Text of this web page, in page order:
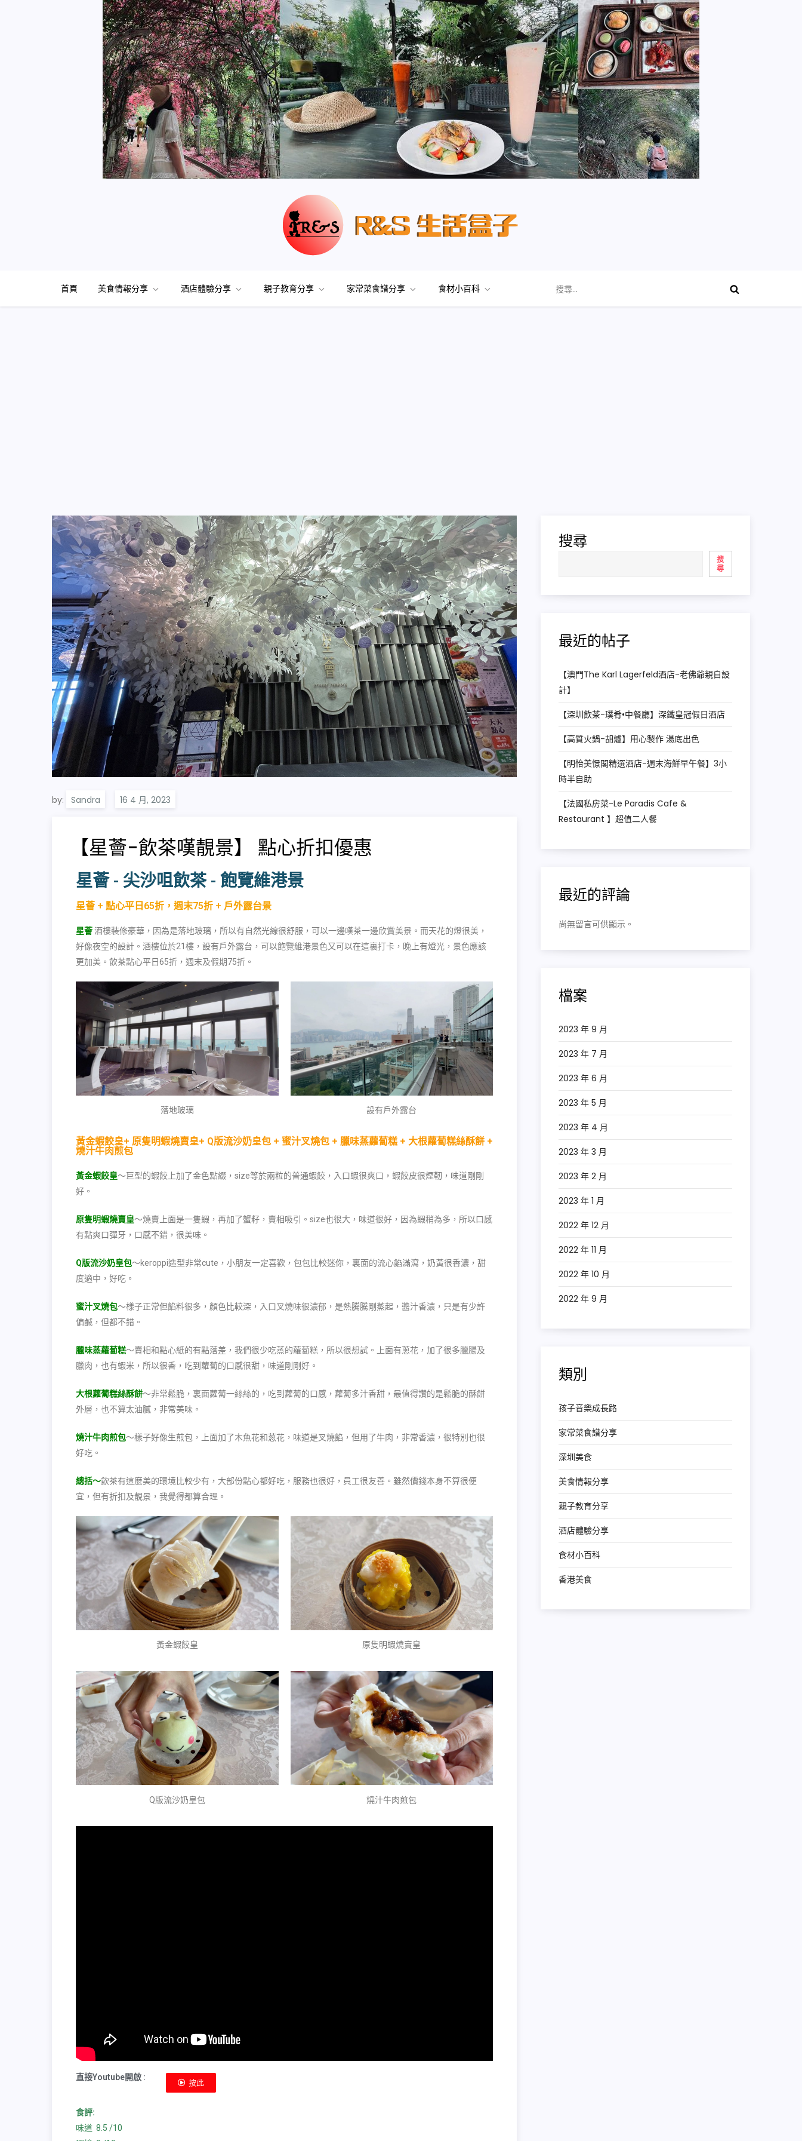
首頁 美食情報分享 酒店體驗分享 親子教育分享 家常菜食譜分享 食材小百科
by: Sandra
【星薈-飲茶嘆靚景】 點心折扣優惠
星薈 - 尖沙咀飲茶 - 飽覽維港景
星薈 + 點心平日65折，週末75折 + 戶外露台景
星薈酒樓裝修豪華，因為是落地玻璃，所以有自然光線很舒服，可以一邊嘆茶一邊欣賞美景。而天花的燈很美，
好像夜空的設計。酒樓位於21 樓，設有戶外露台，可以飽覽維港景色又可以在這裏打卡，晚上有燈光，景色應該
更加美。飲茶點心平日65折，週末及假期75折。
落地玻璃 設有戶外露台
黃金蝦餃皇+ 原隻明蝦燒賣皇+ Q版流沙奶皇包 + 蜜汁叉燒包 + 臘味蒸蘿蔔糕 + 大根蘿蔔糕絲酥餅 +
燒汁牛肉煎包
黃金蝦餃皇～巨型的蝦餃上加了金色點綴，size等於兩粒的普通蝦餃，入口蝦很爽口，蝦餃皮很煙靭，味道剛剛
好。
原隻明蝦燒賣皇～燒賣上面是一隻蝦，再加了蟹籽，賣相吸引。size也很大，味道很好，因為蝦稍為多，所以口感
有點爽口彈牙，口感不錯，很美味。
Q版流沙奶皇包～keroppi造型非常cute，小朋友一定喜歡，包包比較迷你，裏面的流心餡滿瀉，奶黃很香濃，甜
度適中，好吃。
蜜汁叉燒包～樣子正常但餡料很多，顏色比較深，入口叉燒味很濃郁，是熱騰騰剛蒸起，醬汁香濃，只是有少許
偏鹹，但都不錯。
臘味蒸蘿蔔糕～賣相和點心紙的有點落差，我們很少吃蒸的蘿蔔糕，所以很想試。上面有蔥花，加了很多臘腸及
臘肉，也有蝦米，所以很香，吃到蘿蔔的口感很甜，味道剛剛好。
大根蘿蔔糕絲酥餅～非常鬆脆，裏面蘿蔔一絲絲的，吃到蘿蔔的口感，蘿蔔多汁香甜，最值得讚的是鬆脆的酥餅
外層，也不算太油膩，非常美味。
燒汁牛肉煎包～樣子好像生煎包，上面加了木魚花和葱花，味道是叉燒餡，但用了牛肉，非常香濃，很特別也很
好吃。
總括～飲茶有這麼美的環境比較少有，大部份點心都好吃，服務也很好，員工很友善。雖然價錢本身不算很便
宜，但有折扣及靚景，我覺得都算合理。
黃金蝦餃皇 原隻明蝦燒賣皇
Q版流沙奶皇包 燒汁牛肉煎包
直接Youtube開啟 :
按此
食評:
味道 8.5 /10
搜尋
搜
尋
最近的帖子
【澳門The Karl Lagerfeld酒店-老佛爺親自設
計】
【深圳飲茶-璞肴•中餐廳】深鐵皇冠假日酒店
【高質火鍋-胡爐】用心製作 湯底出色
【明怡美憬閣精選酒店-週末海鮮早午餐】3小
時半自助
【法國私房菜-Le Paradis Cafe &
Restaurant 】超值二人餐
最近的評論
尚無留言可供顯示。
檔案
2023 年 9 月
2023 年 7 月
2023 年 6 月
2023 年 5 月
2023 年 4 月
2023 年 3 月
2023 年 2 月
2023 年 1 月
2022 年 12 月
2022 年 11 月
2022 年 10 月
2022 年 9 月
類別
孩子音樂成長路
家常菜食譜分享
深圳美食
美食情報分享
親子教育分享
酒店體驗分享
食材小百科
香港美食